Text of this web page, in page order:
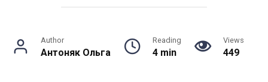
Author
Антоняк Ольга
Reading
4 min
Views
449